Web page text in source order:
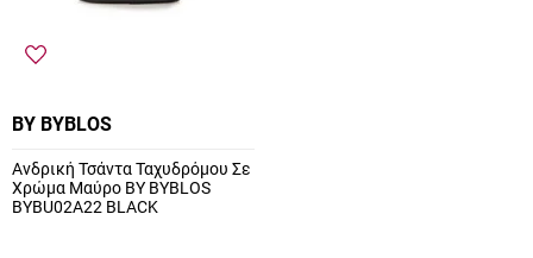
BY BYBLOS
Ανδρική Τσάντα Ταχυδρόμου Σε
Χρώμα Μαύρο BY BYBLOS
BYBU02A22 BLACK